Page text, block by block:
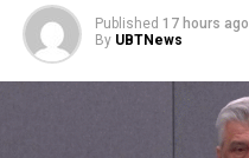
Published 17 hours ago
By UBTNews